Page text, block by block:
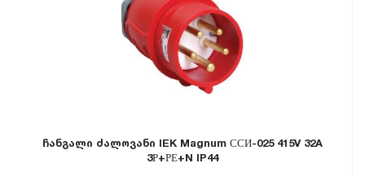
ჩანგალი ძალოვანი IEK Magnum ССИ-025 415V 32A
3Р+РЕ+N IP44